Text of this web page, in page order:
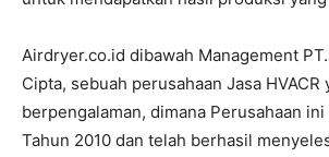
Airdryer.co.id dibawah Management
Cipta, sebuah perusahaan Jasa HVACR
berpengalaman, dimana Perusahaan
Tahun 2010 dan telah berhasil